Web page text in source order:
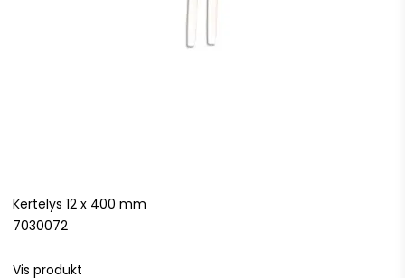
Kertelys 12 x 400 mm
7030072
Vis produkt